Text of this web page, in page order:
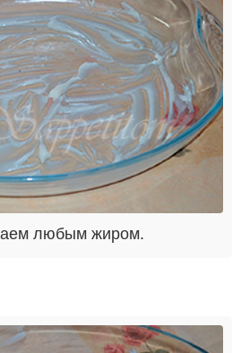
любым жиром.